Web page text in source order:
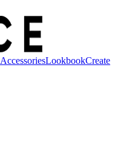
AccessoriesLookbookCreate